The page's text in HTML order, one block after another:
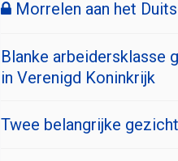
Morrelen aan het
Blanke arbeidersklasse
in Verenigd Koninkrijk
Twee belangrijke